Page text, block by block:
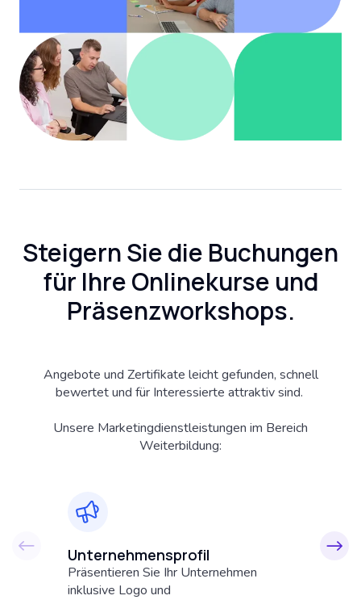
Steigern Sie die Buchungen
für Ihre Onlinekurse und
Präsenzworkshops.
Angebote und Zertifikate leicht gefunden, schnell
bewertet und für Interessierte attraktiv sind.
Unsere Marketingdienstleistungen im Bereich
Weiterbildung:
Unternehmensprofil
Präsentieren Sie Ihr Unternehmen
inklusive Logo und